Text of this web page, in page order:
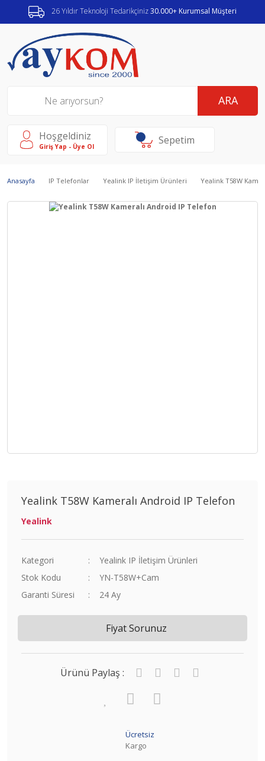
26 Yıldır Teknoloji Tedarikçiniz30.000+ Kurumsal Müşteri
ARA
Hoşgeldiniz
Giriş Yap - Üye Ol Sepetim
Anasayfa IP Telefonlar Yealink IP İletişim Ürünleri Yealink T58W
Yealink T58W Kameralı Android IP Telefon
Yealink
Kategori
Yealink IP İletişim Ürünleri
Stok Kodu
YN-T58W+Cam
Garanti Süresi
24 Ay
Fiyat Sorunuz
Ürünü Paylaş :
Ücretsiz
Kargo